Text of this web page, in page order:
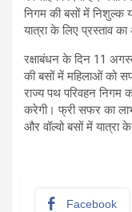
निगम की बसों में निशुल्क
यात्रा के लिए प्रस्ताव
रक्षाबंधन के दिन 11
की बसों में महिलाओं को
राज्य पथ परिवहन निगम
करेगी। फ्री सफर का
और वॉल्वो बसों में यात्रा
Facebook